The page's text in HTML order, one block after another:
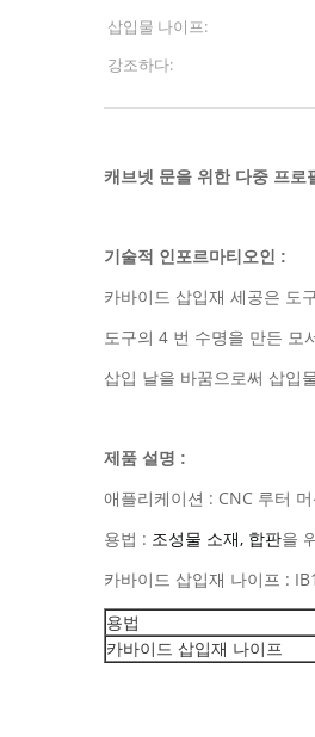
삽입물 나이프:
강조하다:
캐브넷 문을 위한 다중 프
기술적 인포르마티오인 :
카바이드 삽입재 세공은 도
도구의 4 번 수명을 만든 모
삽입 날을 바꿈으로써 삽입
제품 설명 :
애플리케이션 : CNC 루터
용법 : 조성물 소재, 합판을
카바이드 삽입재 나이프 :
용법
카바이드 삽입재 나이프